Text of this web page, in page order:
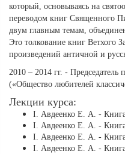
который, основываясь на
переводом книг Священного
двум главным темам,
Это толкование книг Ветхого
произведений античной и
2010 – 2014 гг. - Председатель
(«Общество любителей
Лекции курса:
І. Авдеенко Е. А. -
І. Авдеенко Е. А. -
І. Авдеенко Е. А. -
І. Авдеенко Е. А. -